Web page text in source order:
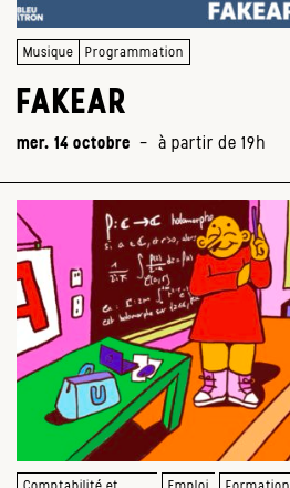
Musique Programmation
FAKEAR
mer. 14 octobre - à partir de 19h
Comptabilité et
, Emploi , Formation